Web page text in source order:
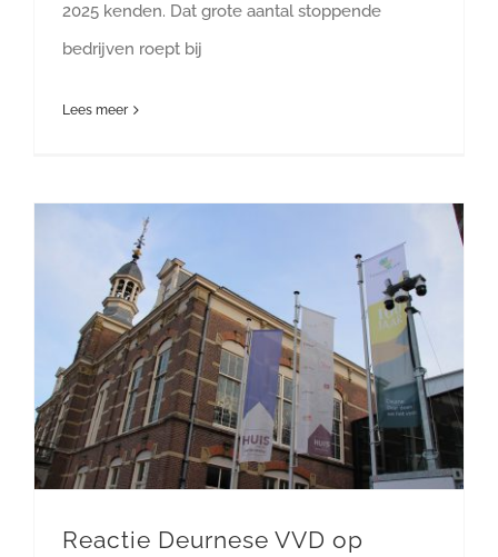
2025 kenden. Dat grote aantal stoppende
bedrijven roept bij
Lees meer
Reactie Deurnese VVD op